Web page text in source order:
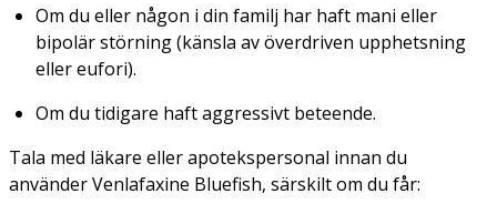
Om du eller någon i din familj har haft mani eller
bipolär störning (känsla av överdriven upphetsning
eller eufori).
Om du tidigare haft aggressivt beteende.
Tala med läkare eller apotekspersonal innan du
använder Venlafaxine Bluefish, särskilt om du får: